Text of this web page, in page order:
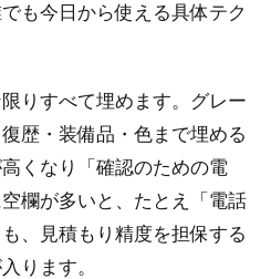
も今日から使える具体テク
りすべて埋めます。グレー
歴・装備品・色まで埋める
くなり「確認のための電
欄が多いと、たとえ「電話
、見積もり精度を担保する
ります。